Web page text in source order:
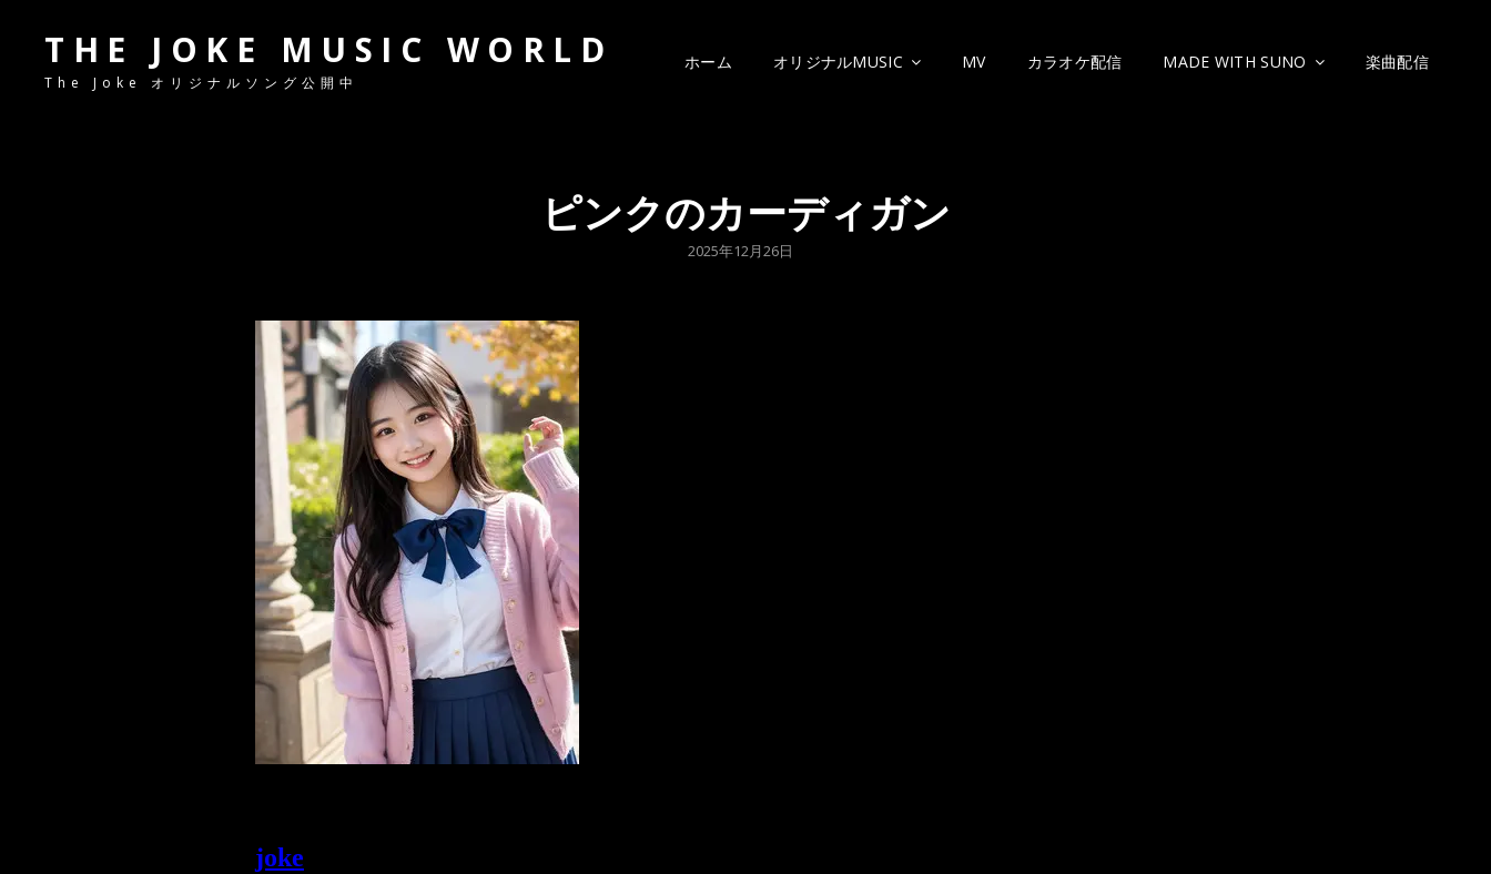
THE JOKE MUSIC WORLD
The Joke オリジナルソング公開中
ホーム オリジナルMUSIC MV カラオケ配信 MADE WITH SUNO 楽曲配信
ピンクのカーディガン
POSTED
2025年12月26日